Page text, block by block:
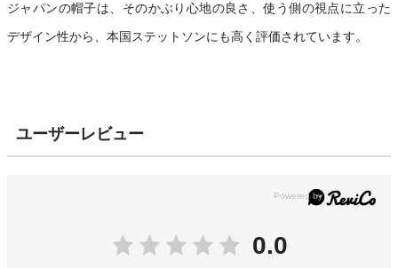
ジャパンの帽子は、そのかぶり心地の良さ、使う側の視点に立った
デザイン性から、本国ステットソンにも高く評価されています。
ユーザーレビュー
0.0